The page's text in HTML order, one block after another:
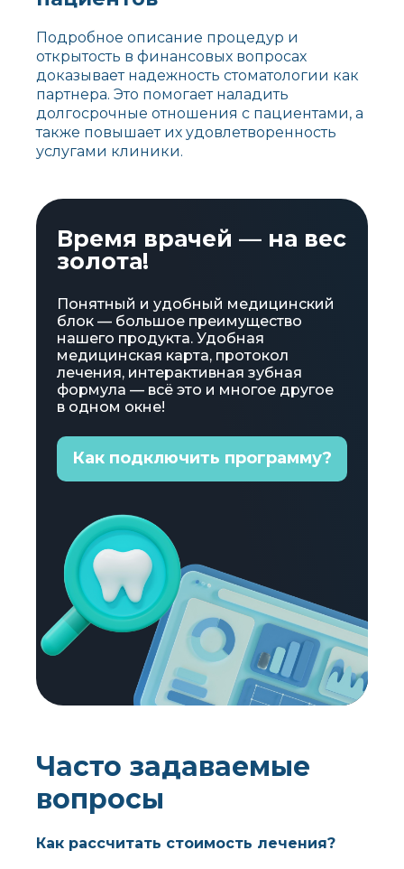
Подробное описание процедур и
открытость в финансовых вопросах
доказывает надежность стоматологии как
партнера. Это помогает наладить
долгосрочные отношения с пациентами, а
также повышает их удовлетворенность
услугами клиники.
Время врачей — на вес
золота!
Понятный и удобный медицинский
блок — большое преимущество
нашего продукта. Удобная
медицинская карта, протокол
лечения, интерактивная зубная
формула — всё это и многое другое
в одном окне!
Как подключить программу?
Часто задаваемые
вопросы
Как рассчитать стоимость лечения?